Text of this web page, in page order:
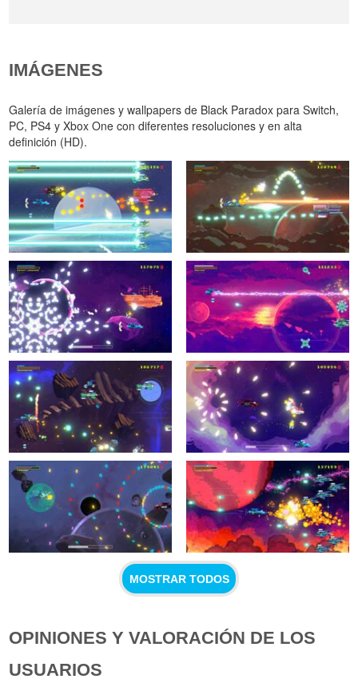
IMÁGENES
Galería de imágenes y wallpapers de Black Paradox para Switch,
PC, PS4 y Xbox One con diferentes resoluciones y en alta
definición (HD).
MOSTRAR TODOS
OPINIONES Y VALORACIÓN DE LOS
USUARIOS